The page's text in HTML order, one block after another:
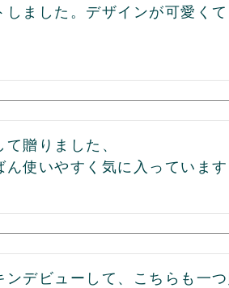
しました。デザインが可愛く
贈りました、
ンデビューして、こちらも一